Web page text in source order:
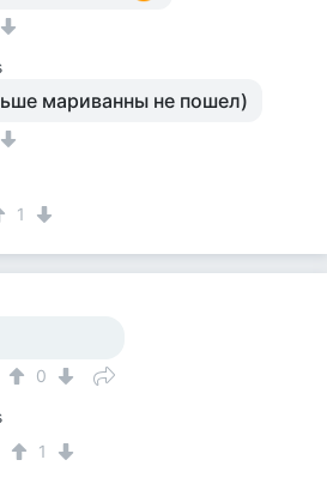
мариванны не пошел)
1
0
1